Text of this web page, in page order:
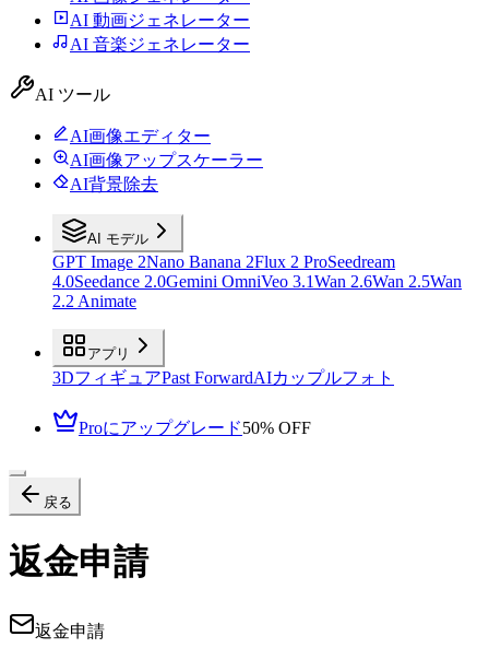
AI 動画ジェネレーター
AI 音楽ジェネレーター
AI ツール
AI画像エディター
AI画像アップスケーラー
AI背景除去
AI モデル
GPT Image 2Nano Banana 2Flux 2 ProSeedream
4.0Seedance 2.0Gemini OmniVeo 3.1Wan 2.6Wan 2.5Wan
2.2 Animate
アプリ
3DフィギュアPast ForwardAIカップルフォト
Proにアップグレード50% OFF
戻る
返金申請
返金申請